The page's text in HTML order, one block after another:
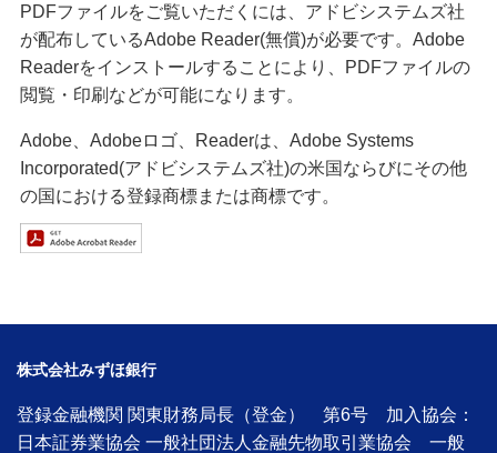
PDFファイルをご覧いただくには、アドビシステムズ社
が配布しているAdobe Reader(無償)が必要です。Adobe
Readerをインストールすることにより、PDFファイルの
閲覧・印刷などが可能になります。
Adobe、Adobeロゴ、Readerは、Adobe Systems
Incorporated(アドビシステムズ社)の米国ならびにその他
の国における登録商標または商標です。
株式会社みずほ銀行
登録金融機関 関東財務局長（登金） 第6号 加入協会：
日本証券業協会 一般社団法人金融先物取引業協会 一般